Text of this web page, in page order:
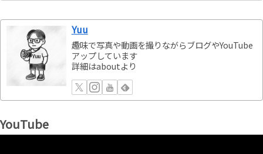
Yuu
趣味で写真や動画を撮りながらブログやYouTube
アップしています
詳細はaboutより
YouTube